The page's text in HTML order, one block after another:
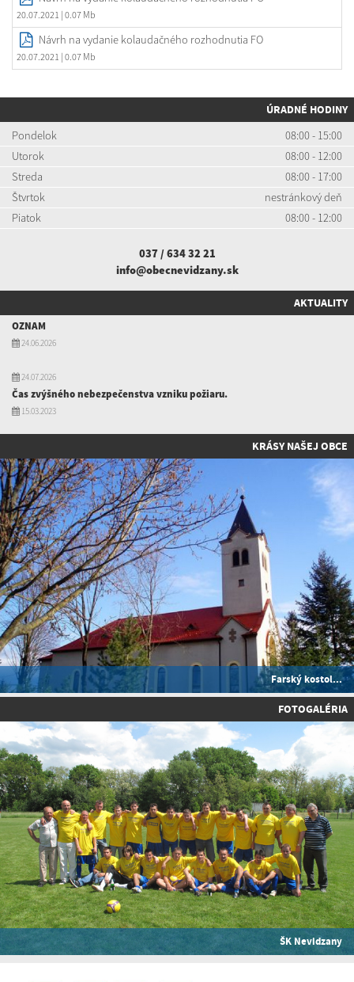
20.07.2021 | 0.07 Mb
Návrh na vydanie kolaudačného rozhodnutia FO
20.07.2021 | 0.07 Mb
ÚRADNÉ HODINY
Pondelok
08:00 - 15:00
Utorok
08:00 - 12:00
Streda
08:00 - 17:00
Štvrtok
nestránkový deň
Piatok
08:00 - 12:00
037 / 634 32 21
info@obecnevidzany.sk
AKTUALITY
OZNAM
24.06.2026
24.07.2026
Čas zvýšného nebezpečenstva vzniku požiaru.
15.03.2023
KRÁSY NAŠEJ OBCE
Farský kostol...
FOTOGALÉRIA
ŠK Nevidzany